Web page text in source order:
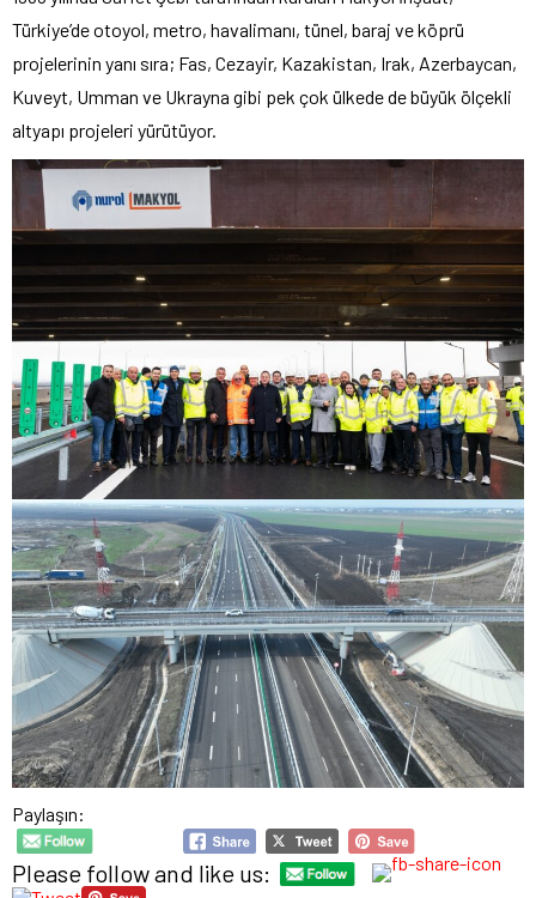
Türkiye’de otoyol, metro, havalimanı, tünel, baraj ve köprü
projelerinin yanı sıra; Fas, Cezayir, Kazakistan, Irak, Azerbaycan,
Kuveyt, Umman ve Ukrayna gibi pek çok ülkede de büyük ölçekli
altyapı projeleri yürütüyor.
Paylaşın:
Please follow and like us: